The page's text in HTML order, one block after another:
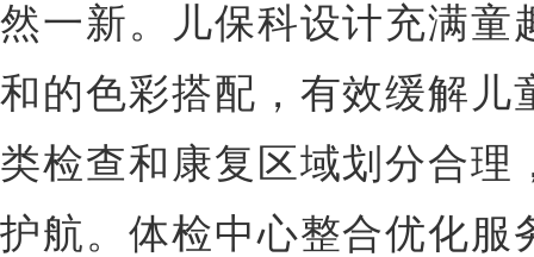
然一新。儿保科设计充满童
和的色彩搭配，有效缓解儿
类检查和康复区域划分合理
护航。体检中心整合优化服